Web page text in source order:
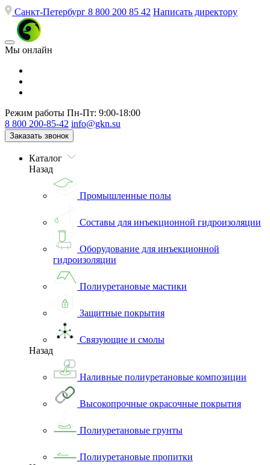
Санкт-Петербург 8 800 200 85 42 Написать директору
Мы онлайн
Режим работы Пн-Пт: 9:00-18:00
8 800 200-85-42 info@gkn.su
Заказать звонок
Каталог
Назад
Промышленные полы
Составы для инъекционной гидроизоляции
Оборудование для инъекционной
гидроизоляции
Полиуретановые мастики
Защитные покрытия
Связующие и смолы
Назад
Наливные полиуретановые композиции
Высокопрочные окрасочные покрытия
Полиуретановые грунты
Полиуретановые пропитки